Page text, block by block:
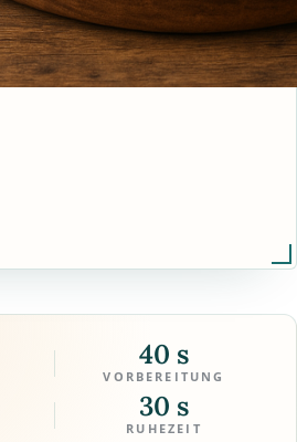
40 s
VORBEREITUNG
30 s
RUHEZEIT